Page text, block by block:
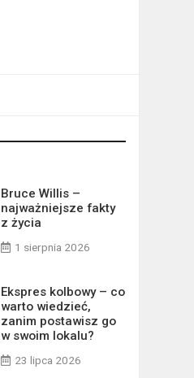
Bruce Willis –
najważniejsze fakty
z życia
1 sierpnia 2026
Ekspres kolbowy – co
warto wiedzieć,
zanim postawisz go
w swoim lokalu?
23 lipca 2026